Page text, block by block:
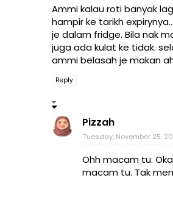
Ammi kalau roti banyak
hampir ke tarikh
je dalam fridge. Bila nak
juga ada kulat ke tidak.
ammi belasah je makan
Reply
Pizzah
Tuesday, November 25,
Ohh macam tu.
macam tu. Tak